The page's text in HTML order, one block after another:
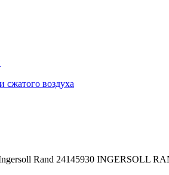
сжатого воздуха
Rand 24145930 INGERSOLL